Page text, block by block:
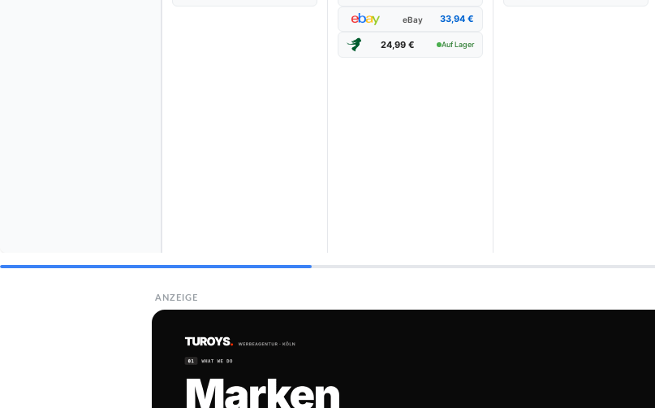
eBay 33,94 €
24,99 € Auf Lager
ANZEIGE
Die besten Kontaktgrill im Test
Wählen Sie Ihren Testsieger aus unseren Top-